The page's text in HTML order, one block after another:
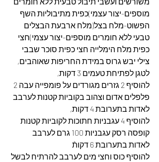
מוספים-יצור עצמי)כפית מתיבוליות השף
הפשוט-מלח בצל(מלח ארבעת הבצלים
טבעי ללא חומרים מוספים-יצור עצמי)חצי
כפית מלח הימלייה חצי כפית סוכר שבבי
צילי יבש גרוס במידת החריפות שאוהבים,
לטגן לפתיחת טעמים 3 דקות,
פלפלים אדום וצהוב בקוביות קטנות לערבב
לאדות בתערובת 4 דקות,
להוסיף 4 עגבניות חתוכות לקוביות קטנות
קופסה רסק עגבניות 100 גרם לערבב
לאדות בתערובת 6 דקותֿ
להוסיף כוס וחצי מים לערבב להרתיח לבשל